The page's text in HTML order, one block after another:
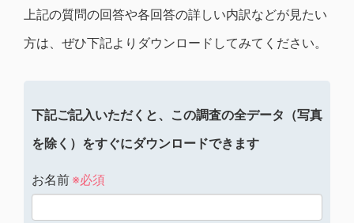
上記の質問の回答や各回答の詳しい内訳などが見たい
方は、ぜひ下記よりダウンロードしてみてください。
下記ご記入いただくと、この調査の全データ（写真
を除く）をすぐにダウンロードできます
お名前 ※必須